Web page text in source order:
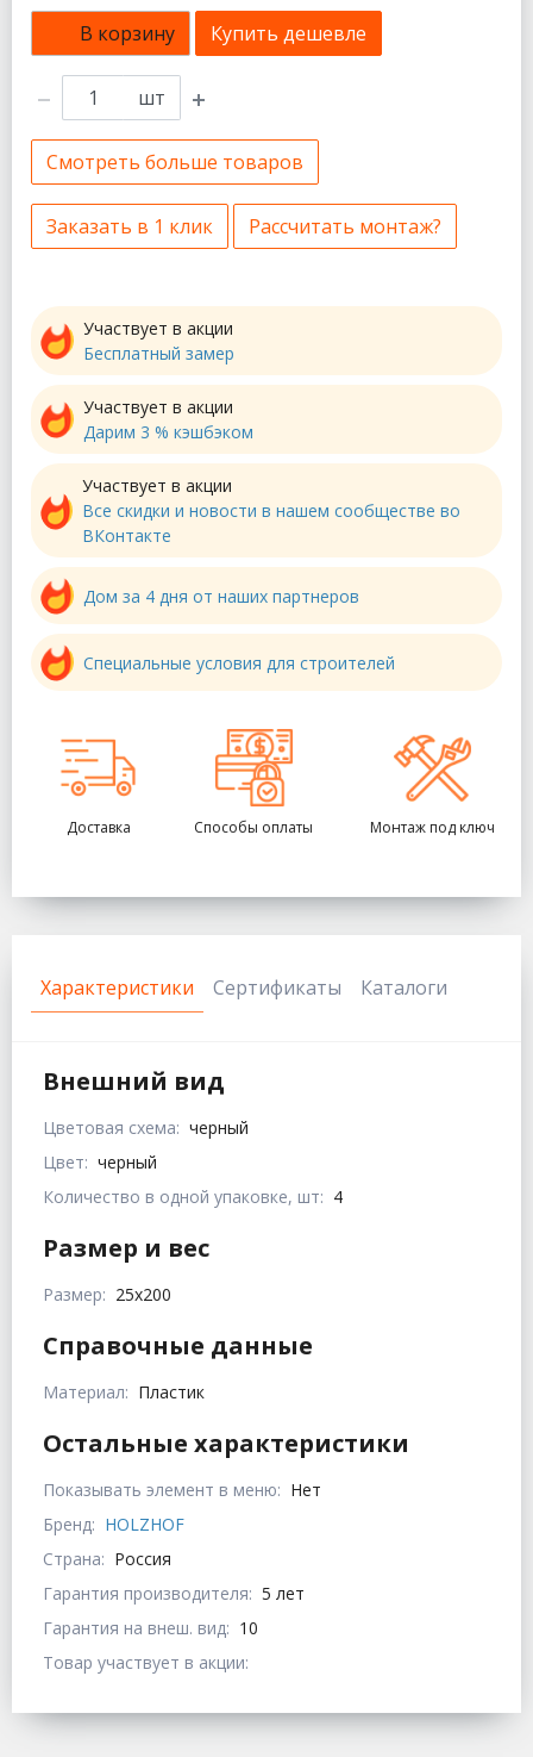
В корзину Купить дешевле
шт
Смотреть больше товаров
Заказать в 1 клик Рассчитать монтаж?
Участвует в акции
Бесплатный замер
Участвует в акции
Дарим 3 % кэшбэком
Участвует в акции
Все скидки и новости в нашем сообществе во
ВКонтакте
Дом за 4 дня от наших партнеров
Специальные условия для строителей
Доставка Способы оплаты Монтаж под ключ
Характеристики Сертификаты Каталоги
Внешний вид
Цветовая схема: черный
Цвет: черный
Количество в одной упаковке, шт: 4
Размер и вес
Размер: 25х200
Справочные данные
Материал: Пластик
Остальные характеристики
Показывать элемент в меню: Нет
Бренд: HOLZHOF
Страна: Россия
Гарантия производителя: 5 лет
Гарантия на внеш. вид: 10
Товар участвует в акции: